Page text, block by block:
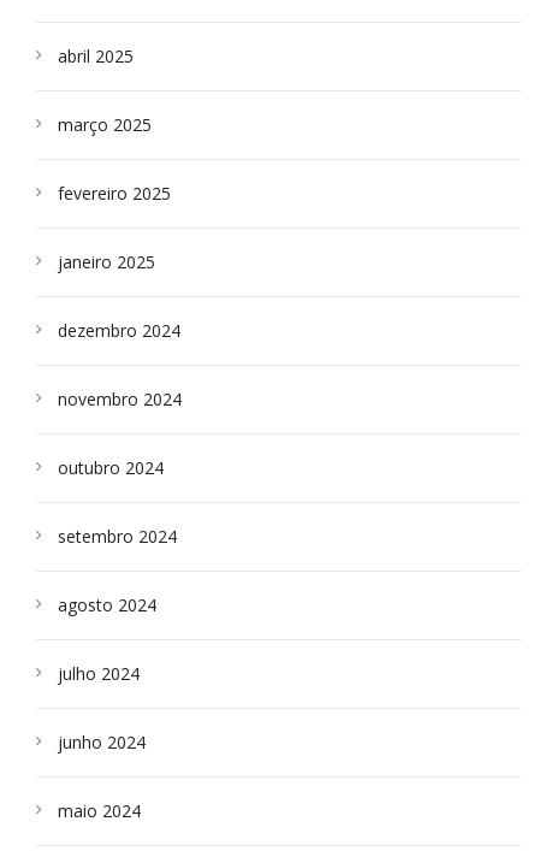
abril 2025
março 2025
fevereiro 2025
janeiro 2025
dezembro 2024
novembro 2024
outubro 2024
setembro 2024
agosto 2024
julho 2024
junho 2024
maio 2024